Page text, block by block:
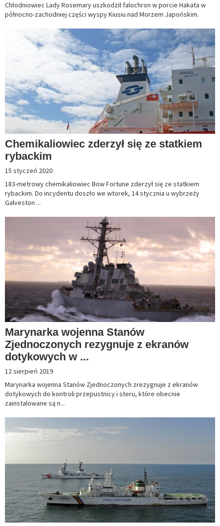
Chłodniowiec Lady Rosemary uszkodził falochron w porcie Hakata w
północno-zachodniej części wyspy Kiusiu nad Morzem Japońskim.
Chemikaliowiec zderzył się ze statkiem
rybackim
15 styczeń 2020
183-metrowy chemikaliowiec Bow Fortune zderzył się ze statkiem
rybackim. Do incydentu doszło we wtorek, 14 stycznia u wybrzeży
Galveston ...
Marynarka wojenna Stanów
Zjednoczonych rezygnuje z ekranów
dotykowych w ...
12 sierpień 2019
Marynarka wojenna Stanów Zjednoczonych zrezygnuje z ekranów
dotykowych do kontroli przepustnicy i steru, które obecnie
zainstalowane są n...